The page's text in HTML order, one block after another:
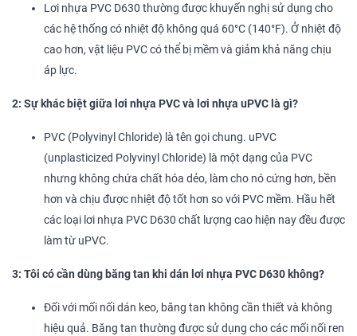
Lơi nhựa PVC D630 thường được khuyến nghị sử dụng cho
các hệ thống có nhiệt độ không quá 60°C (140°F). Ở nhiệt độ
cao hơn, vật liệu PVC có thể bị mềm và giảm khả năng chịu
áp lực.
2: Sự khác biệt giữa lơi nhựa PVC và lơi nhựa uPVC là gì?
PVC (Polyvinyl Chloride) là tên gọi chung. uPVC
(unplasticized Polyvinyl Chloride) là một dạng của PVC
nhưng không chứa chất hóa dẻo, làm cho nó cứng hơn, bền
hơn và chịu được nhiệt độ tốt hơn so với PVC mềm. Hầu hết
các loại lơi nhựa PVC D630 chất lượng cao hiện nay đều được
làm từ uPVC.
3: Tôi có cần dùng băng tan khi dán lơi nhựa PVC D630 không?
Đối với mối nối dán keo, băng tan không cần thiết và không
hiệu quả. Băng tan thường được sử dụng cho các mối nối ren